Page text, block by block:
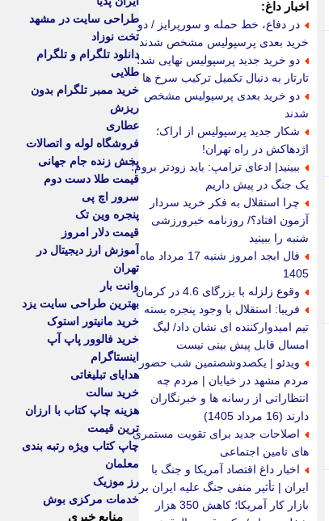
اخبار داغ:
در دفاع، خط حمله و سورپرایز / دو
خرید بعدی پرسپولیس مشخص شدند
دو خرید جدید پرسپولیس نهایی شد؛
تارتار به دنبال تکمیل ترکیب سرخ ها
دو خرید بعدی پرسپولیس مشخص
شدند
شکار جدید پرسپولیس از اراک؛
اژدهاکش در راه تهران!
ببینید| ادعای ترامپ: باید زودتر بروم؛
یک جنگ در پیش داریم
چرا استقلال به فکر خرید سردار
آزمون افتاد؟/ روزنامه خبرورزشی
شنبه را ببینید
فال ابجد امروز شنبه 17 مرداد ماه
1405
وقوع زلزله با بزرگای 4.6 در کرمان
فریبا: استقلال با وجود پنجره بسته
تیم امیدوارکننده ای نشان داد/ لیگ
امسال قابل پیش بینی نیست
ویدئو | یکصدوشصتمین شب حضور
مردم مشهد در خیابان | مردم چه
انتظاراتی از رسانه ها و خبرنگاران
دارند (16 مرداد 1405)
اصلاحات جدید برای تقویت مستمری
های تامین اجتماعی
اخبار داغ اقتصاد آمریکا و جنگ با
ایران | تأثیر منفی جنگ علیه ایران بر
بازار کار آمریکا؛ کاهش 350 هزار
طراحی سایت در مشهد
تخت نوزاد
دانلود تلگرام و تلگرام
طلایی
خرید ممبر تلگرام بدون
ریزش
عطاری
فروشگاه لوله و اتصالات
پخش زنده جام جهانی
قیمت طلا دست دوم
سرور اچ پی
پنجره وین تک
قیمت دلار امروز
آموزش ارز دیجیتال در
تهران
وانت بار
بهترین طراحی سایت یزد
خرید مانیتور استوک
خرید فالوور پاپ آپ
اینستاگرام
هدایای تبلیغاتی
خرید سالت
هزینه چاپ کتاب با ارزان
ترین قیمت
چاپ کتاب ویژه رتبه بندی
معلمان
رز موزیک
خدمات مرکزی بوش
منابع خبری